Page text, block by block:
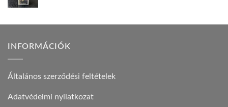
INFORMÁCIÓK
Általános szerződési feltételek
Adatvédelmi nyilatkozat